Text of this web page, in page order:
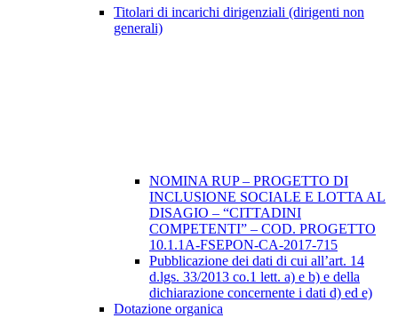
Titolari di incarichi dirigenziali (dirigenti non
generali)
NOMINA RUP – PROGETTO DI
INCLUSIONE SOCIALE E LOTTA AL
DISAGIO – “CITTADINI
COMPETENTI” – COD. PROGETTO
10.1.1A-FSEPON-CA-2017-715
Pubblicazione dei dati di cui all’art. 14
d.lgs. 33/2013 co.1 lett. a) e b) e della
dichiarazione concernente i dati d) ed e)
Dotazione organica